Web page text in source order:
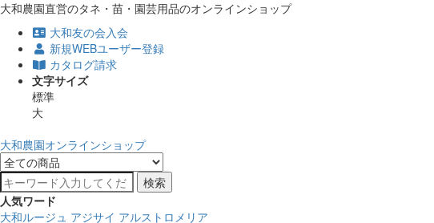
大和農園直営のタネ・苗・園芸用品のオンラインショップ
大和友の会入会
新規WEBユーザー登録
カタログ請求
文字サイズ
標準
大
大和農園オンラインショップ
検索
人気ワード
大和ルージュ アジサイ アルストロメリア